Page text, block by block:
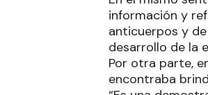
información y
anticuerpos y
desarrollo de la
Por otra parte,
encontraba